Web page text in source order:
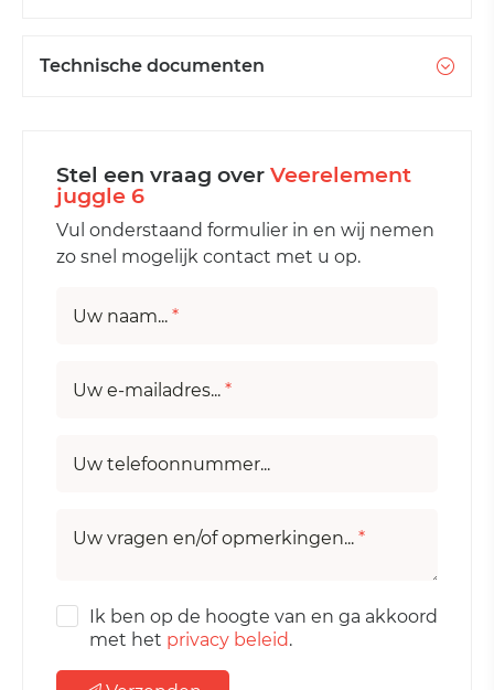
Technische documenten
Stel een vraag over Veerelement
juggle 6
Vul onderstaand formulier in en wij nemen
zo snel mogelijk contact met u op.
Uw naam... *
Uw e-mailadres... *
Uw telefoonnummer...
Uw vragen en/of opmerkingen... *
Ik ben op de hoogte van en ga akkoord
met het privacy beleid.